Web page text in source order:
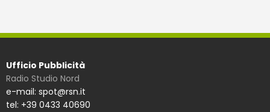
Ufficio Pubblicità
Radio Studio Nord
e-mail: spot@rsn.it
tel: +39 0433 40690